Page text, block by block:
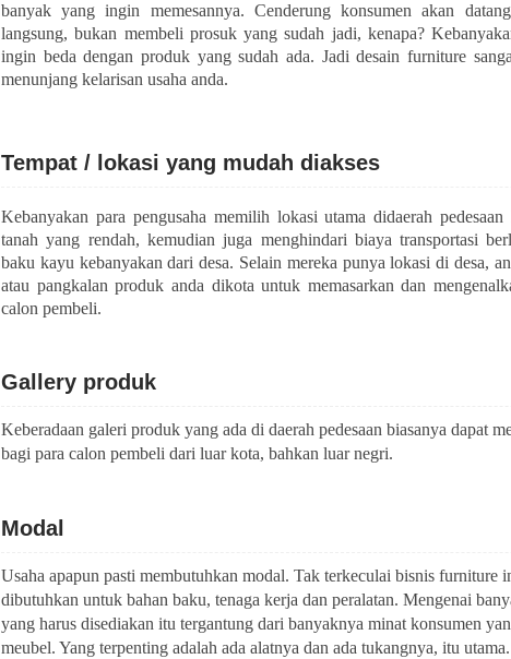
banyak yang ingin memesannya. Cenderung konsumen akan
langsung, bukan membeli prosuk yang sudah jadi, kenapa?
ingin beda dengan produk yang sudah ada. Jadi desain furniture
menunjang kelarisan usaha anda.
Tempat / lokasi yang mudah diakses
Kebanyakan para pengusaha memilih lokasi utama didaerah pedesaan
tanah yang rendah, kemudian juga menghindari biaya transportasi
baku kayu kebanyakan dari desa. Selain mereka punya lokasi di desa,
atau pangkalan produk anda dikota untuk memasarkan dan
calon pembeli.
Gallery produk
Keberadaan galeri produk yang ada di daerah pedesaan biasanya dapat
bagi para calon pembeli dari luar kota, bahkan luar negri.
Modal
Usaha apapun pasti membutuhkan modal. Tak terkeculai bisnis furniture
dibutuhkan untuk bahan baku, tenaga kerja dan peralatan. Mengenai
yang harus disediakan itu tergantung dari banyaknya minat konsumen
meubel. Yang terpenting adalah ada alatnya dan ada tukangnya, itu